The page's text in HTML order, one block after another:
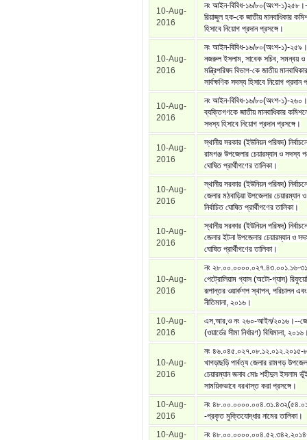
10-Aug-
2016
নং আইন-বিবিধ-১৬/৮০(অংশ-
রিয়াজুল হক-কে জাতীয় মানবাধিকার
হিসাবে নিয়োগ প্রদান প্রসঙ্গে।
10-Aug-
2016
নং আইন-বিবিধ-১৬/৮০(অংশ-১)-
নজরুল ইসলাম, সাবেক সচিব, সমন্বয় ও
মন্ত্রিপরিষদ বিভাগ-কে জাতীয়
সার্বক্ষণিক সদস্য হিসাবে নিয়োগ প্রদান
10-Aug-
2016
নং আইন-বিবিধ-১৬/৮০(অংশ-১)-
ব্যক্তিগণকে জাতীয় মানবাধিকার
সদস্য হিসাবে নিয়োগ প্রদান প্রসঙ্গে।
10-Aug-
2016
স্থানীয় সরকার (ইউনিয়ন পরিষদ)
রামগঞ্জ উপজেলার চেয়ারম্যান ও সদস্য
ঘোষিত প্রার্থীগণের তালিকা।
10-Aug-
2016
স্থানীয় সরকার (ইউনিয়ন পরিষদ)
জেলার মঠবাড়িয়া উপজেলার চেয়ারম্যান
নির্বাচিত ঘোষিত প্রার্থীগণের তালিকা।
10-Aug-
2016
স্থানীয় সরকার (ইউনিয়ন পরিষদ)
জেলার ইটনা উপজেলার চেয়ারম্যান ও
ঘোষিত প্রার্থীগণের তালিকা।
10-Aug-
2016
নং ২৮.০০.০০০০.০২৭.৪৩.০০১.১৬-
পেট্রোলিয়াম গ্যাস (অটো-গ্যাস)
রূপান্তর ওয়ার্কশপ স্থাপন, পরিচালন এবং
নীতিমালা, ২০১৬।
10-Aug-
2016
এস,আর,ও নং ২৬০-আইন/২০১৬।--
(ওয়ার্ডের সীমা নির্ধারণ) বিধিমালা,
10-Aug-
2016
নং
খাগড়াছড়ি পার্বত্য জেলার রামগড়
চেয়ারম্যান জনাব মোঃ শহীদুল ইসলাম
সাময়িকভাবে বরখাস্ত করা প্রসঙ্গে।
10-Aug-
2016
নং
-প্রকৃত মুক্তিযোদ্ধার নামের তালিকা।
10-Aug-
নং